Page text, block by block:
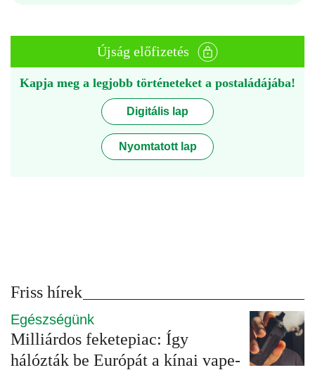
Újság előfizetés
Kapja meg a legjobb történeteket a postaládájába!
Digitális lap
Nyomtatott lap
Friss hírek
Egészségünk
Milliárdos feketepiac: Így
hálózták be Európát a kínai vape-